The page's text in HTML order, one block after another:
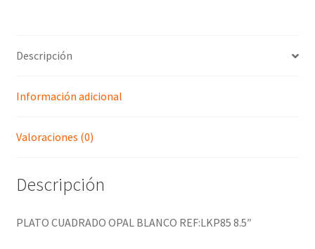
Descripción
Información adicional
Valoraciones (0)
Descripción
PLATO CUADRADO OPAL BLANCO REF:LKP85 8.5″